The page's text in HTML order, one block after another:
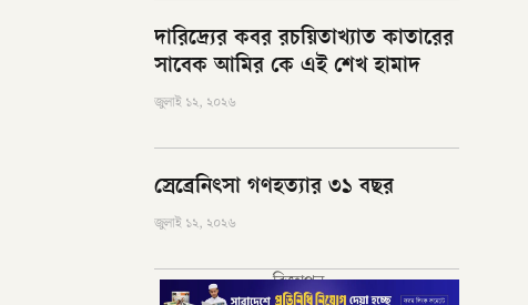
দারিদ্র্যের কবর রচয়িতাখ্যাত কাতারের
সাবেক আমির কে এই শেখ হামাদ
জুলাই ১২, ২০২৬
স্রেব্রেনিৎসা গণহত্যার ৩১ বছর
জুলাই ১২, ২০২৬
বিজ্ঞাপন